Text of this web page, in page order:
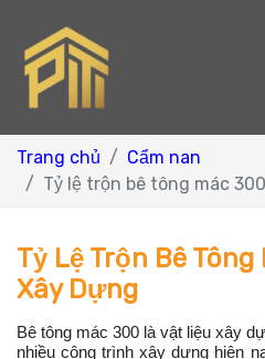
Trang chủ
Cẩm nan
Tỷ lệ trộn bê tông mác
Tỷ Lệ Trộn Bê
Xây Dựng
Bê tông mác 300 là vật liệu xây
nhiều công trình xây dựng hiện